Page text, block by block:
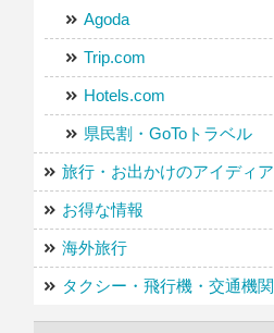
Agoda
Trip.com
Hotels.com
県民割・GoToトラベル
旅行・お出かけのアイディア
お得な情報
海外旅行
タクシー・飛行機・交通機関